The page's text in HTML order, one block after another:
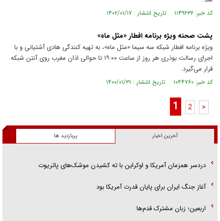
کد خبر: ۱۱۴۹۶۳۶ تاریخ انتشار : ۱۴۰۲/۰۱/۱۷
پشت صحنه ویژه برنامه افطار «مثل ماه»
ویژه برنامه افطار شبکه سه سیما «مثل ماه»، به تهیه کنندگی هادی آشتیانی و با
اجرای رسالت بوذری هر روز از ساعت ۱۹:۰۰ تا حوالی اذان مغرب روی آنتن شبکه
قرار می‌گیرد.
کد خبر: ۱۰۴۴۷۶۰ تاریخ انتشار : ۱۴۰۰/۰۱/۳۱
1 2 >
آخرین اخبار پربازدید ها
دردسر همزمان آمریکا و اوکراین با ته کشیدن موشک‌های پاتریوت
آغاز جنگ ایران برای پایان قدرت آمریکا بود
اربعین؛ زبان مشترک قدم‌ها